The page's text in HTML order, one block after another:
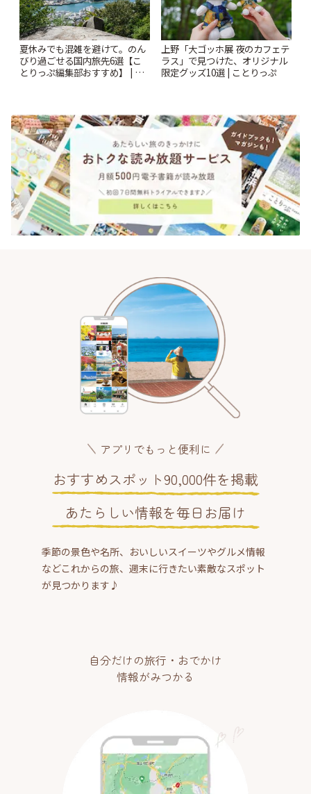
夏休みでも混雑を避けて。のん
びり過ごせる国内旅先6選【こ
とりっぷ編集部おすすめ】 | こ
上野「大ゴッホ展 夜のカフェテ
ラス」で見つけた、オリジナル
限定グッズ10選 | ことりっぷ
アプリでもっと便利に
おすすめスポット90,000件を掲載
あたらしい情報を毎日お届け
季節の景色や名所、おいしいスイーツやグルメ情報
などこれからの旅、週末に行きたい素敵なスポット
が見つかります♪
自分だけの旅行・おでかけ
情報がみつかる